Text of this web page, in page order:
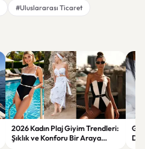
#Uluslararası Ticaret
2026 Kadın Plaj Giyim Trendleri:
Şıklık ve Konforu Bir Araya